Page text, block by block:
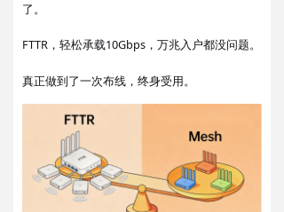
了。
FTTR ， 轻松承载10Gbps，万兆入户都没问题。
真正做到了一次布线，终身受用。